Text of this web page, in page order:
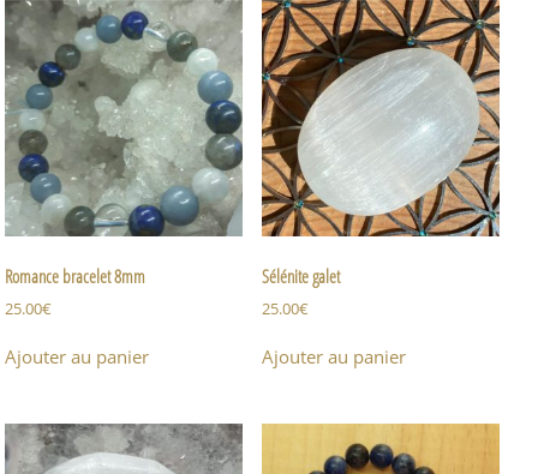
Romance bracelet 8mm
25.00€
Ajouter au panier
Sélénite galet
25.00€
Ajouter au panier